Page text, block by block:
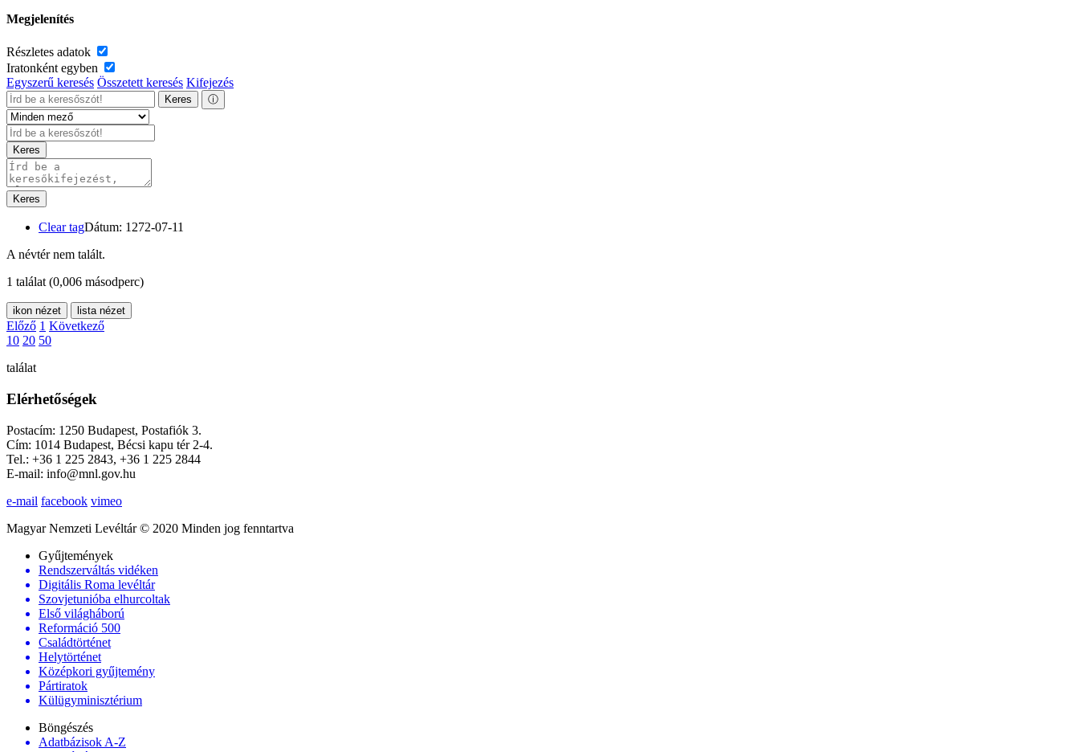
Megjelenítés
Részletes adatok
Iratonként egyben
Egyszerű keresés Összetett keresés Kifejezés
Keres ⓘ
Keres
Keres
Clear tagDátum: 1272-07-11
A névtér nem talált.
1 találat (0,006 másodperc)
ikon nézet lista nézet
Előző 1 Következő
10 20 50
találat
Elérhetőségek
Postacím: 1250 Budapest, Postafiók 3.
Cím: 1014 Budapest, Bécsi kapu tér 2-4.
Tel.: +36 1 225 2843, +36 1 225 2844
E-mail: info@mnl.gov.hu
e-mail facebook vimeo
Magyar Nemzeti Levéltár © 2020 Minden jog fenntartva
Gyűjtemények
Rendszerváltás vidéken
Digitális Roma levéltár
Szovjetunióba elhurcoltak
Első világháború
Reformáció 500
Családtörténet
Helytörténet
Középkori gyűjtemény
Pártiratok
Külügyminisztérium
Böngészés
Adatbázisok A-Z